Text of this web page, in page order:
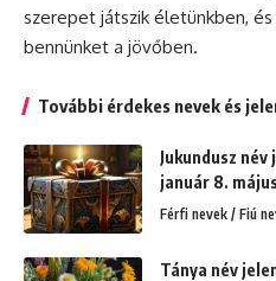
szerepet játszik életünkben,
bennünket a jövőben.
További érdekes nevek és
Jukundusz
január 8.
Férfi nevek / Fiú
Tánya név